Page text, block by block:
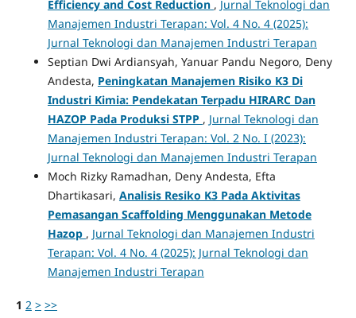
Efficiency and Cost Reduction , Jurnal Teknologi dan
Manajemen Industri Terapan: Vol. 4 No. 4 (2025):
Jurnal Teknologi dan Manajemen Industri Terapan
Septian Dwi Ardiansyah, Yanuar Pandu Negoro, Deny
Andesta, Peningkatan Manajemen Risiko K3 Di
Industri Kimia: Pendekatan Terpadu HIRARC Dan
HAZOP Pada Produksi STPP , Jurnal Teknologi dan
Manajemen Industri Terapan: Vol. 2 No. I (2023):
Jurnal Teknologi dan Manajemen Industri Terapan
Moch Rizky Ramadhan, Deny Andesta, Efta
Dhartikasari, Analisis Resiko K3 Pada Aktivitas
Pemasangan Scaffolding Menggunakan Metode
Hazop , Jurnal Teknologi dan Manajemen Industri
Terapan: Vol. 4 No. 4 (2025): Jurnal Teknologi dan
Manajemen Industri Terapan
1 2 > >>